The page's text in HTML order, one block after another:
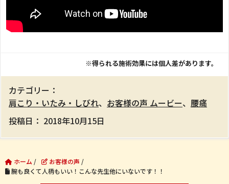
※得られる施術効果には個人差があります。
カテゴリー：
肩こり・いたみ・しびれ、 お客様の声 ムービー、 腰痛
投稿日： 2018年10月15日
ホーム / お客様の声 /
腕も良くて人柄もいい！こんな先生他にいないです！！